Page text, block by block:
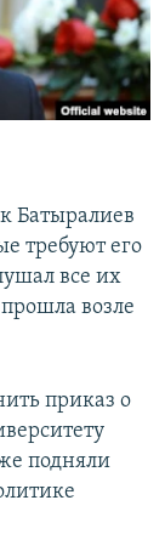
Батыралиев
требуют его
все их
возле
приказ о
подняли